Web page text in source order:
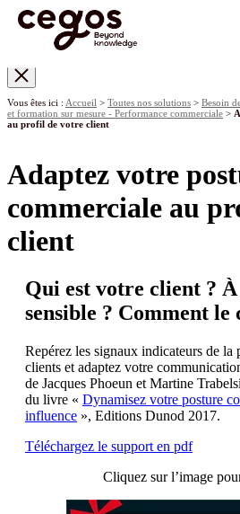
Vous êtes ici : Accueil > Toutes nos solutions > Besoin
et formation sur mesure - Performance commerciale >
au profil de votre client
Adaptez votre
commerciale au
client
Qui est votre client ?
sensible ? Comment le
Repérez les signaux indicateurs de la
clients et adaptez votre
de Jacques Phoeun et Martine
du livre « Dynamisez votre posture
influence », Editions Dunod 2017.
Téléchargez le support en pdf
Cliquez sur l’image